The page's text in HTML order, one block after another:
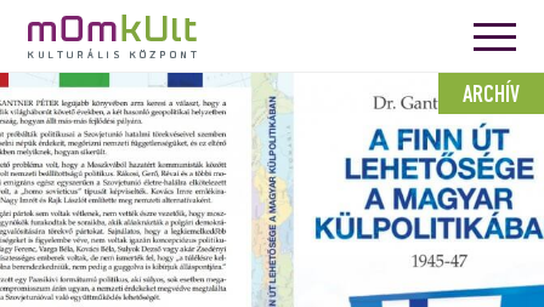
ARCHÍV